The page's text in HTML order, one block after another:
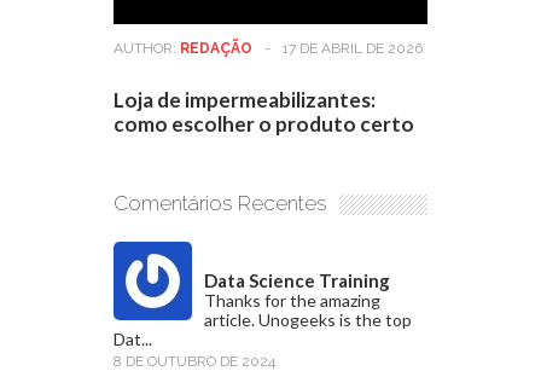
AUTHOR: REDAÇÃO - 17 DE ABRIL DE 2026
Loja de impermeabilizantes:
como escolher o produto certo
Comentários Recentes
Data Science Training
Thanks for the amazing
article. Unogeeks is the top
Dat...
8 DE OUTUBRO DE 2024